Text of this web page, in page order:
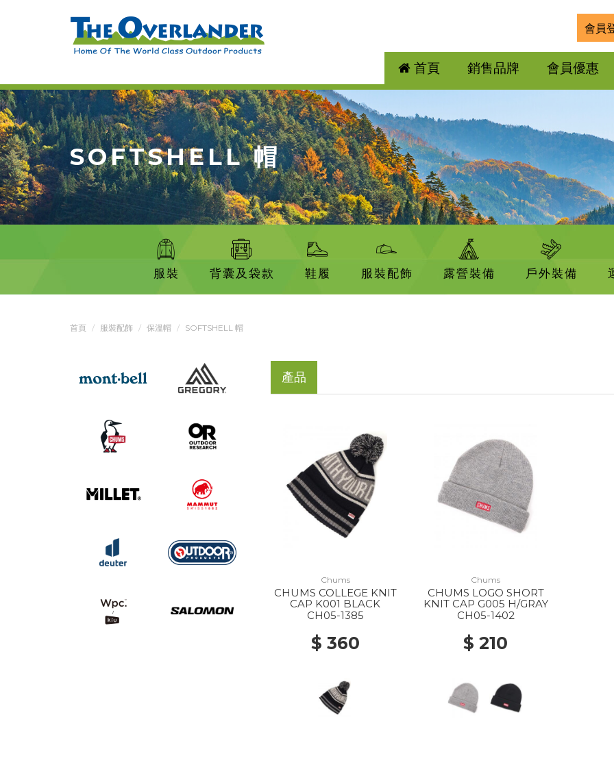
會員
首頁 銷售品牌 會員優惠
SOFTSHELL 帽
服裝 背囊及袋款 鞋履 服裝配飾 露營裝備 戶外裝備
首頁 服裝配飾 保溫帽 SOFTSHELL 帽
產品
Chums
CHUMS COLLEGE KNIT
CAP K001 BLACK
CH05-1385
$ 360
Chums
CHUMS LOGO SHORT
KNIT CAP G005 H/GRAY
CH05-1402
$ 210